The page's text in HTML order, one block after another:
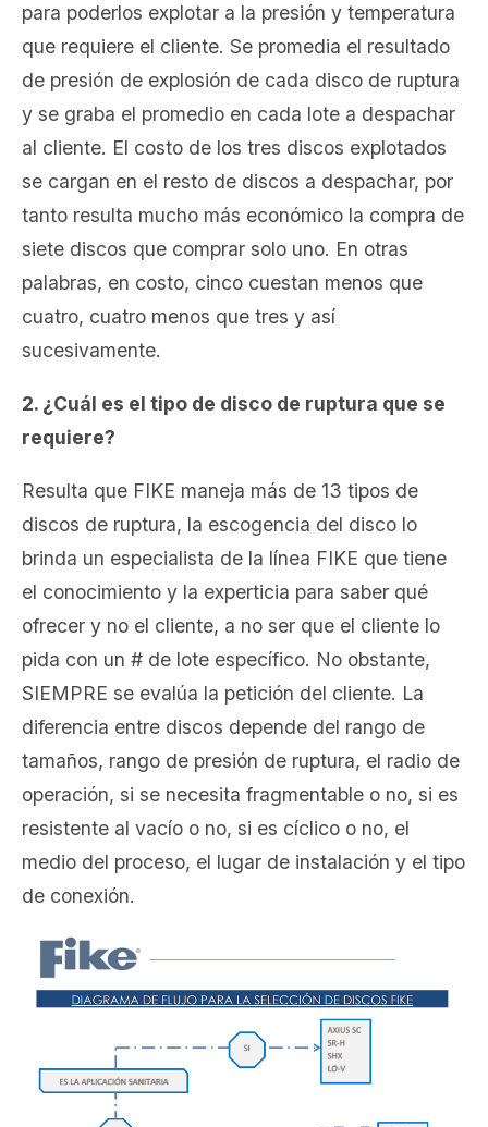
para poderlos explotar a la presión y temperatura
que requiere el cliente. Se promedia el resultado
de presión de explosión de cada disco de ruptura
y se graba el promedio en cada lote a despachar
al cliente. El costo de los tres discos explotados
se cargan en el resto de discos a despachar, por
tanto resulta mucho más económico la compra de
siete discos que comprar solo uno. En otras
palabras, en costo, cinco cuestan menos que
cuatro, cuatro menos que tres y así
sucesivamente.
2. ¿Cuál es el tipo de disco de ruptura que se
requiere?
Resulta que FIKE maneja más de 13 tipos de
discos de ruptura, la escogencia del disco lo
brinda un especialista de la línea FIKE que tiene
el conocimiento y la experticia para saber qué
ofrecer y no el cliente, a no ser que el cliente lo
pida con un # de lote específico. No obstante,
SIEMPRE se evalúa la petición del cliente. La
diferencia entre discos depende del rango de
tamaños, rango de presión de ruptura, el radio de
operación, si se necesita fragmentable o no, si es
resistente al vacío o no, si es cíclico o no, el
medio del proceso, el lugar de instalación y el tipo
de conexión.